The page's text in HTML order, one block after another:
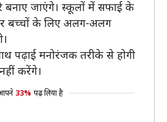
जाएंगे। स्कूलों में सफाई के
बच्चों के लिए अलग-अलग
पढ़ाई मनोरंजक तरीके से होगी
करेंगे।
33% पढ़ लिया है